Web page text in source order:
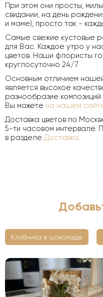
При этом они просты,
свидании, на день
и маме), просто так -
Самые свежие кустовые
для Вас. Каждое утро у
цветов. Наши флористы
круглосуточно 24/7.
Основным отличием
является высокое
разнообразие
Вы можете на нашем
Доставка цветов по
5-ти часовом интервале.
в разделе Доставка.
Клубника в шоколаде